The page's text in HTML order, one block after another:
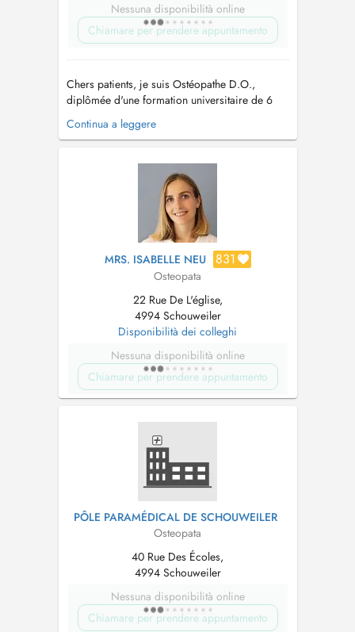
Nessuna disponibilità online
Chiamare per prendere appuntamento
Chers patients, je suis Ostéopathe D.O.,
diplômée d'une formation universitaire de 6
ans à ULB (Université libre de Bruxelles). J'ai été
diplômée en 2015 et de suite j'ai ouvert mon
cours de mon parcours professionnel j'ai
suivie plusieurs formation...
Continua a leggere
MRS. ISABELLE NEU 831
Osteopata
22 Rue De L'église,
4994 Schouweiler
Disponibilità dei colleghi
Nessuna disponibilità online
Chiamare per prendere appuntamento
PÔLE PARAMÉDICAL DE SCHOUWEILER
Osteopata
40 Rue Des Écoles,
4994 Schouweiler
Nessuna disponibilità online
Chiamare per prendere appuntamento